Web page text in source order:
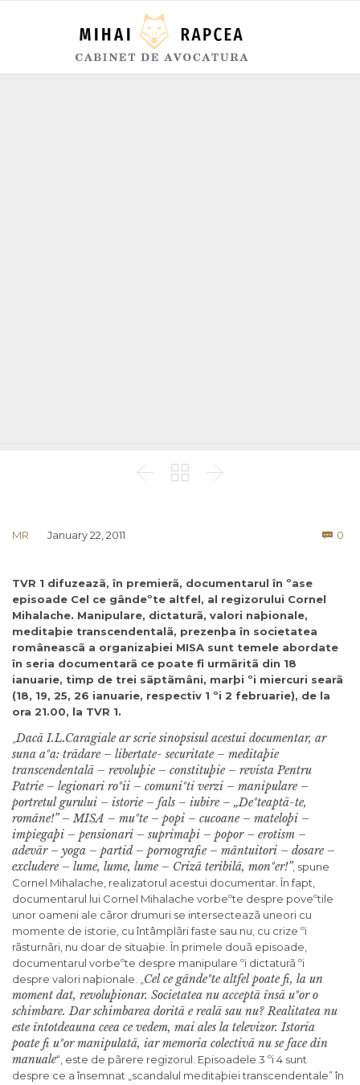
  
MR January 22, 2011  0
TVR 1 difuzeazã, în premierã, documentarul în ºase
episoade Cel ce gândeºte altfel, al regizorului Cornel
Mihalache. Manipulare, dictaturã, valori naþionale,
meditaþie transcendentalã, prezenþa în societatea
româneascã a organizaþiei MISA sunt temele abordate
în seria documentarã ce poate fi urmãritã din 18
ianuarie, timp de trei sãptãmâni, marþi ºi miercuri searã
(18, 19, 25, 26 ianuarie, respectiv 1 ºi 2 februarie), de la
ora 21.00, la TVR 1.
Dacã I.L.Caragiale ar scrie sinopsisul acestui documentar, ar
suna aºa: trãdare – libertate- securitate – meditaþie
transcendentalã – revoluþie – constituþie – revista Pentru
Patrie – legionari roºii – comuniºti verzi – manipulare –
portretul gurului – istorie – fals – iubire – „Deºteaptã-te,
române!” – MISA – muºte – popi – cucoane – mateloþi –
impiegaþi – pensionari – suprimaþi – popor – erotism –
adevãr – yoga – partid – pornografie – mântuitori – dosare –
excludere – lume, lume, lume – Crizã teribilã, monºer!”, spune
Cornel Mihalache, realizatorul acestui documentar. În fapt,
documentarul lui Cornel Mihalache vorbeºte despre poveºtile
unor oameni ale cãror drumuri se intersecteazã uneori cu
momente de istorie, cu întâmplãri faste sau nu, cu crize ºi
rãsturnãri, nu doar de situaþie. În primele douã episoade,
documentarul vorbeºte despre manipulare ºi dictaturã ºi
despre valori naþionale. „ Cel ce gândeºte altfel poate fi, la un
moment dat, revoluþionar. Societatea nu acceptã însã uºor o
schimbare. Dar schimbarea doritã e realã sau nu? Realitatea nu
este întotdeauna ceea ce vedem, mai ales la televizor. Istoria
poate fi uºor manipulatã, iar memoria colectivã nu se face din
manuale“, este de pãrere regizorul. Episoadele 3 ºi 4 sunt
despre ce a însemnat „scandalul meditaþiei transcendentale” în